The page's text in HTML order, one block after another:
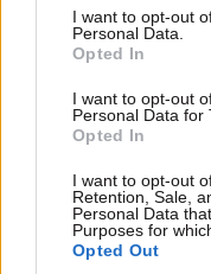
consent section.
I want to opt-out
Personal Data.
Opted In
I want to opt-out
Personal Data for
Opted In
I want to opt-out
Retention, Sale,
Personal Data
Purposes for
Opted Out
σκουπιζονται
καμία ξεγυρισμενη
κοινότητα μυαλό
Απαντήστε
TRENDING